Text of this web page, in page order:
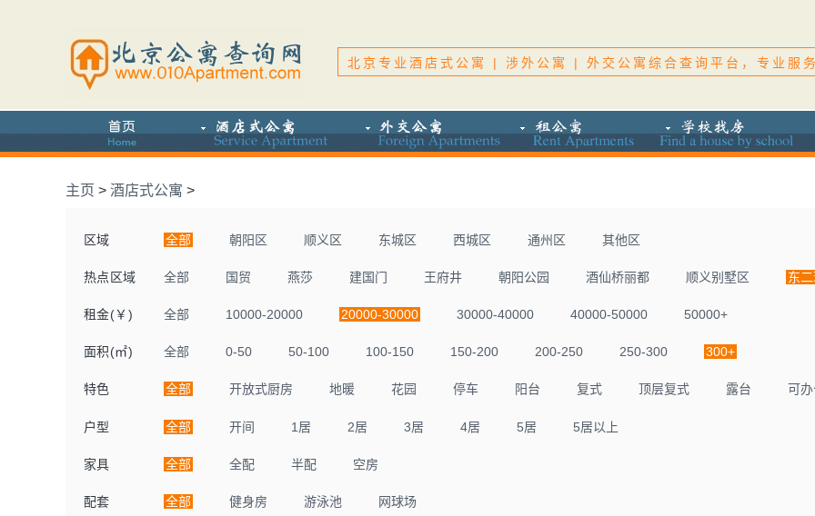
北京专业酒店式公寓 | 涉外公寓 | 外交公寓综合查询平台，专业服
主页 > 酒店式公寓 >
区域 全部 朝阳区 顺义区 东城区 西城区 通州区 其他区
热点区域 全部 国贸 燕莎 建国门 王府井 朝阳公园 酒仙桥丽都 顺义别墅区 东
租金(￥) 全部 10000-20000 20000-30000 30000-40000 40000-50000 50000+
面积(㎡) 全部 0-50 50-100 100-150 150-200 200-250 250-300 300+
特色 全部 开放式厨房 地暖 花园 停车 阳台 复式 顶层复式 露台 可
户型 全部 开间 1居 2居 3居 4居 5居 5居以上
家具 全部 全配 半配 空房
配套 全部 健身房 游泳池 网球场